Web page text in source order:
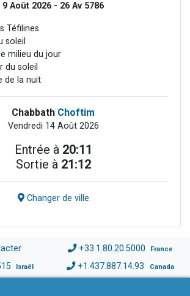
9 Août 2026 - 26 Av 5786
Téfilines
soleil
milieu du jour
du soleil
de la nuit
Chabbath Choftim
Vendredi 14 Août 2026
Entrée à 20:11
Sortie à 21:12
Changer de ville
+33.1.80.20.5000 France
Israël +1.437.887.14.93 Canada